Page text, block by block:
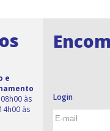
e
08h00 às
às
Login